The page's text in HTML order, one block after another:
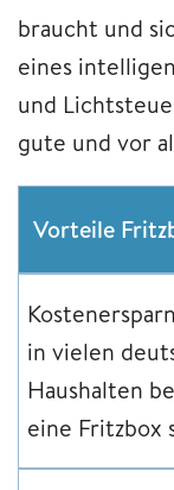
braucht und
eines
und
gute und vor
Vorteile
in vielen
Haushalten
eine Fritzbox